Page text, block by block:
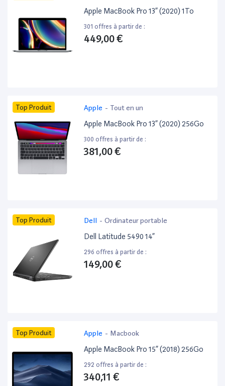
Apple MacBook Pro 13” (2020) 1To
301 offres à partir de :
449,00 €
Top Produit Apple - Tout en un
Apple MacBook Pro 13” (2020) 256Go
300 offres à partir de :
381,00 €
Top Produit Dell - Ordinateur portable
Dell Latitude 5490 14”
296 offres à partir de :
149,00 €
Top Produit Apple - Macbook
Apple MacBook Pro 15” (2018) 256Go
292 offres à partir de :
340,11 €